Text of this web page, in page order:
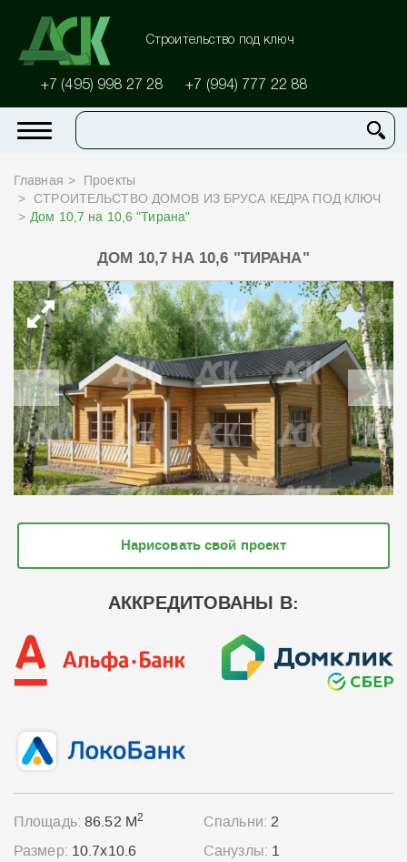
Строительство под ключ
+7 (495) 998 27 28 +7 (994) 777 22 88
Главная
Проекты
СТРОИТЕЛЬСТВО ДОМОВ ИЗ БРУСА КЕДРА ПОД КЛЮЧ
Дом 10,7 на 10,6 "Тирана"
ДОМ 10,7 НА 10,6 "ТИРАНА"
Нарисовать свой проект
АККРЕДИТОВАНЫ В:
Площадь:86.52 М2
Размер: 10.7x10.6
Спальни:2
Санузлы: 1